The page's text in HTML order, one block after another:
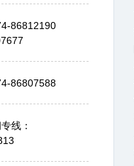
86812190
86807588
线：